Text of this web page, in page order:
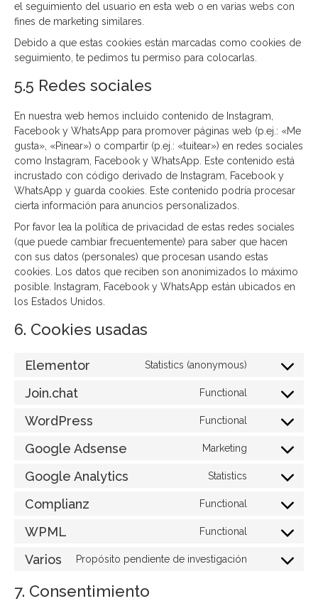
el seguimiento del usuario en esta web o en varias webs con
fines de marketing similares.
Debido a que estas cookies están marcadas como cookies de
seguimiento, te pedimos tu permiso para colocarlas.
5.5 Redes sociales
En nuestra web hemos incluido contenido de Instagram,
Facebook y WhatsApp para promover páginas web (p.ej.: «Me
gusta», «Pinear») o compartir (p.ej.: «tuitear») en redes sociales
como Instagram, Facebook y WhatsApp. Este contenido está
incrustado con código derivado de Instagram, Facebook y
WhatsApp y guarda cookies. Este contenido podría procesar
cierta información para anuncios personalizados.
Por favor lea la política de privacidad de estas redes sociales
(que puede cambiar frecuentemente) para saber que hacen
con sus datos (personales) que procesan usando estas
cookies. Los datos que reciben son anonimizados lo máximo
posible. Instagram, Facebook y WhatsApp están ubicados en
los Estados Unidos.
6. Cookies usadas
Elementor Statistics (anonymous)
Join.chat Functional
WordPress Functional
Google Adsense Marketing
Google Analytics Statistics
Complianz Functional
WPML Functional
Varios Propósito pendiente de investigación
7. Consentimiento